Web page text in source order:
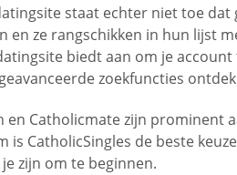
staat echter niet toe
ze rangschikken in hun lijst
biedt aan om je
zoekfuncties
Catholicmate zijn prominent
CatholicSingles de beste
zijn om te beginnen.